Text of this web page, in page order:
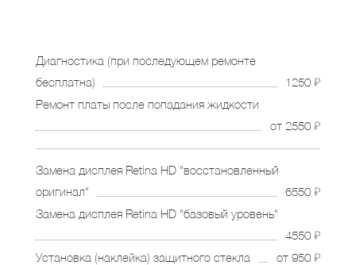
Диагностика (при последующем ремонте
бесплатна)
1250 ₽
Ремонт платы после попадания жидкости
от 2550 ₽
Замена дисплея Retina HD "восстановленный
оригинал"
6550 ₽
Замена дисплея Retina HD "базовый уровень"
4550 ₽
Установка (наклейка) защитного стекла
от 950 ₽